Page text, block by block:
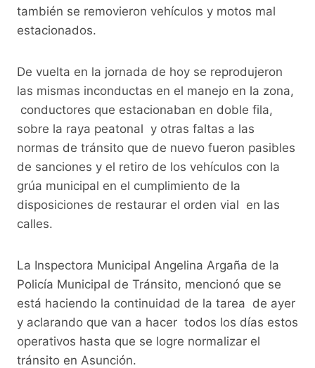
también se removieron vehículos y motos mal
estacionados.
De vuelta en la jornada de hoy se reprodujeron
las mismas inconductas en el manejo en la zona,
conductores que estacionaban en doble fila,
sobre la raya peatonal y otras faltas a las
normas de tránsito que de nuevo fueron pasibles
de sanciones y el retiro de los vehículos con la
grúa municipal en el cumplimiento de la
disposiciones de restaurar el orden vial en las
calles.
La Inspectora Municipal Angelina Argaña de la
Policía Municipal de Tránsito, mencionó que se
está haciendo la continuidad de la tarea de ayer
y aclarando que van a hacer todos los días estos
operativos hasta que se logre normalizar el
tránsito en Asunción.